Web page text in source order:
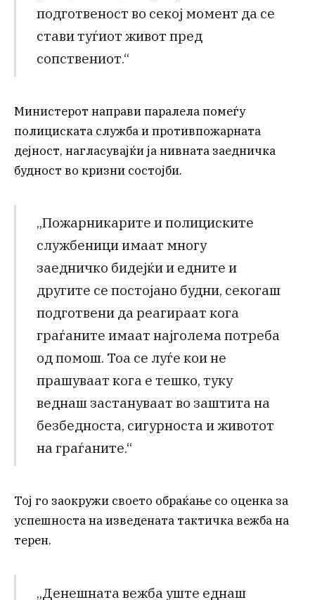
подготвеност во секој момент да се
стави туѓиот живот пред
сопствениот.“
Министерот направи паралела помеѓу
полициската служба и противпожарната
дејност, нагласувајќи ја нивната заедничка
будност во кризни состојби.
„Пожарникарите и полициските
службеници имаат многу
заедничко бидејќи и едните и
другите се постојано будни, секогаш
подготвени да реагираат кога
граѓаните имаат најголема потреба
од помош. Тоа се луѓе кои не
прашуваат кога е тешко, туку
веднаш застануваат во заштита на
безбедноста, сигурноста и животот
на граѓаните.“
Тој го заокружи своето обраќање со оценка за
успешноста на изведената тактичка вежба на
терен.
„Денешната вежба уште еднаш